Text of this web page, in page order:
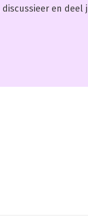
discussieer en deel